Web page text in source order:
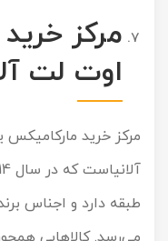
مرکز
اوت لت
مرکز خرید مارکامیکس
طبقه دارد و اجناس